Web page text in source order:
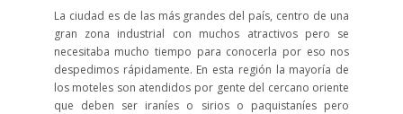
La ciudad es de las más grandes del país, centro de una
gran zona industrial con muchos atractivos pero se
necesitaba mucho tiempo para conocerla por eso nos
despedimos rápidamente. En esta región la mayoría de
los moteles son atendidos por gente del cercano oriente
que deben ser iraníes o sirios o paquistaníes pero